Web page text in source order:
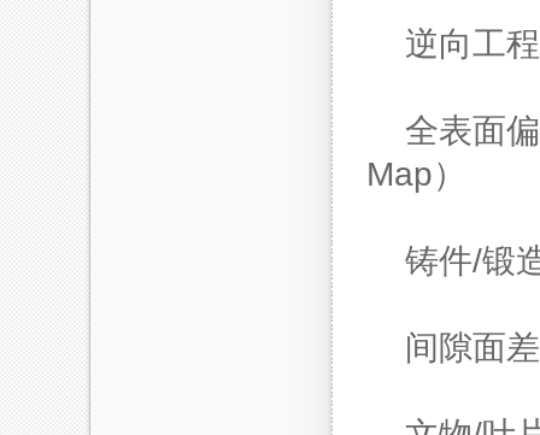
逆向工
全表面
Map）
铸件/锻
间隙面